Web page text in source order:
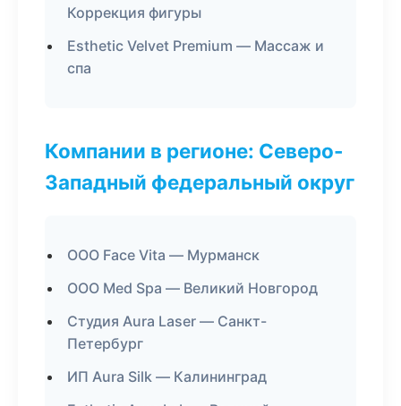
Коррекция фигуры
Esthetic Velvet Premium — Массаж и
спа
Компании в регионе: Северо-
Западный федеральный округ
ООО Face Vita — Мурманск
ООО Med Spa — Великий Новгород
Студия Aura Laser — Санкт-
Петербург
ИП Aura Silk — Калининград